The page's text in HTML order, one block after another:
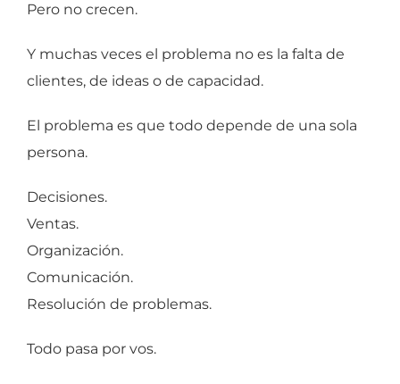
Pero no crecen.
Y muchas veces el problema no es la falta de
clientes, de ideas o de capacidad.
El problema es que todo depende de una sola
persona.
Decisiones.
Ventas.
Organización.
Comunicación.
Resolución de problemas.
Todo pasa por vos.